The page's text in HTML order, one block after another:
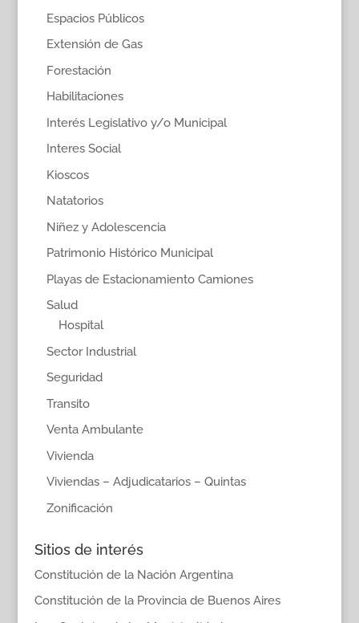
Espacios Públicos
Extensión de Gas
Forestación
Habilitaciones
Interés Legislativo y/o Municipal
Interes Social
Kioscos
Natatorios
Niñez y Adolescencia
Patrimonio Histórico Municipal
Playas de Estacionamiento Camiones
Salud
Hospital
Sector Industrial
Seguridad
Transito
Venta Ambulante
Vivienda
Viviendas – Adjudicatarios – Quintas
Zonificación
Sitios de interés
Constitución de la Nación Argentina
Constitución de la Provincia de Buenos Aires